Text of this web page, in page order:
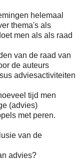
helemaal
thema's als
men als als raad
van de raad van
de auteurs
adviesactiviteiten
tijd men
(advies)
met peren.
van de
advies?